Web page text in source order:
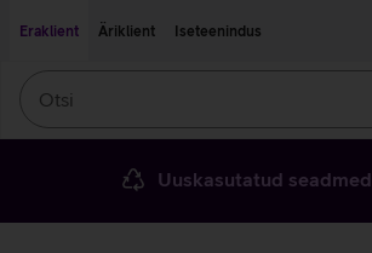
Eraklient
Äriklient Iseteenindus
Uuskasutatud seadmed